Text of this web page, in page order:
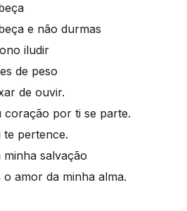
e não durmas
iludir
de peso
de ouvir.
coração por ti se parte.
te pertence.
salvação
amor da minha alma.